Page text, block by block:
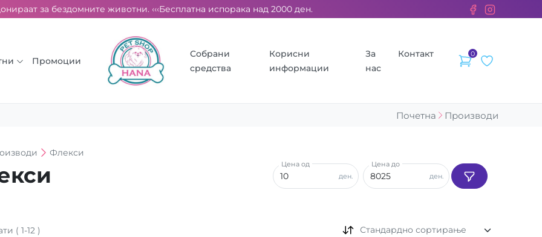
за бездомните животни. ‹‹‹Бесплатна испорака над 2000 ден. ››› 2% од секоја сметка се донираат за бездомните
Промоции
Собрани
средства
Корисни
информации
За
нас
Контакт 0
Почетна Производи
Флекси
ден.
Цена од
ден.
Цена до
( 1-12) Стандардно сортирање